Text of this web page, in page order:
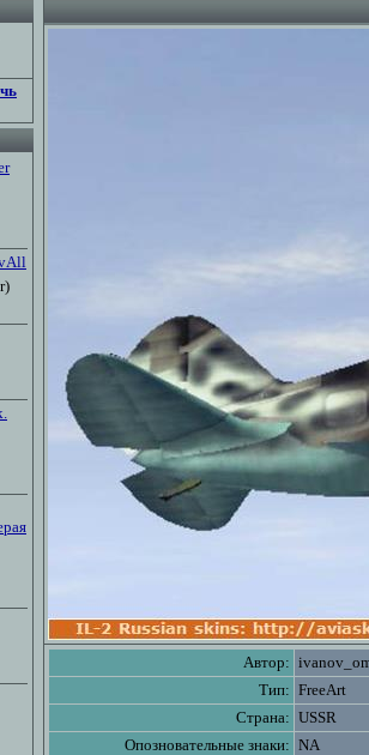
Автор:
Тип: FreeArt
Страна: USSR
Опозновательные знаки: NA